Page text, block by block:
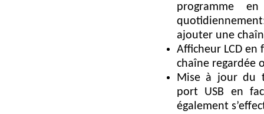
programme
ajouter une
Afficheur LCD
chaîne regardée
Mise à jour du
port USB en
également